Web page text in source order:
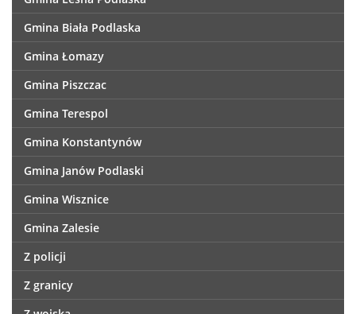
Gmina Biała Podlaska
Gmina Łomazy
Gmina Piszczac
Gmina Terespol
Gmina Konstantynów
Gmina Janów Podlaski
Gmina Wisznice
Gmina Zalesie
Z policji
Z granicy